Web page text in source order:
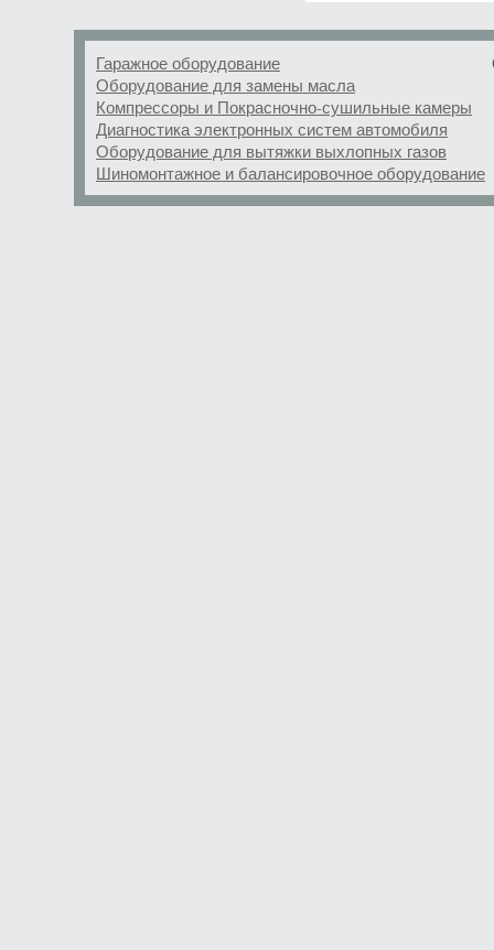
Гаражное оборудование
Оборудование для замены масла
Компрессоры и Покрасночно-сушильные камеры
Диагностика электронных систем автомобиля
Оборудование для вытяжки выхлопных газов
Шиномонтажное и балансировочное оборудование